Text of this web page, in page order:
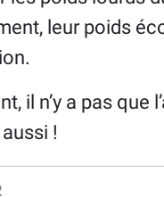
leur poids
il n’y a pas que
!